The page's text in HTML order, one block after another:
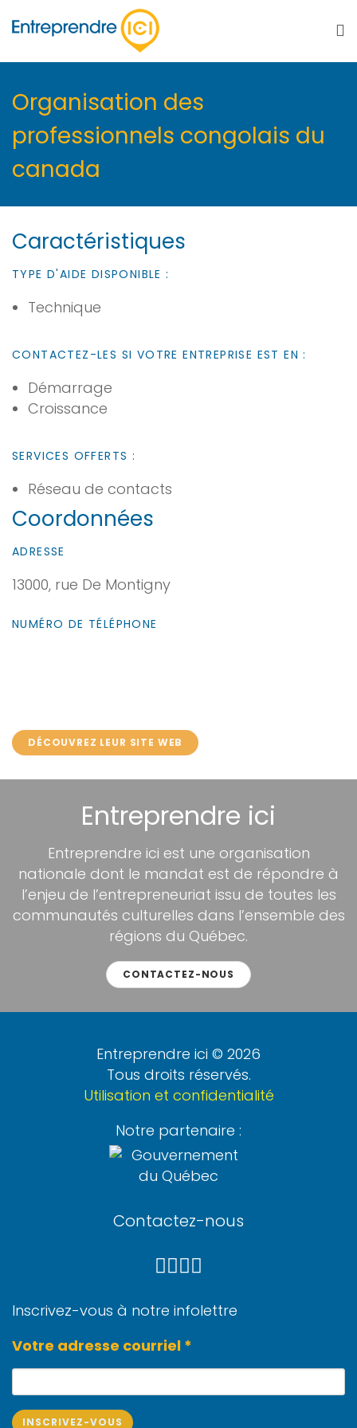
Organisation des
professionnels congolais du
canada
Caractéristiques
TYPE D'AIDE DISPONIBLE :
Technique
CONTACTEZ-LES SI VOTRE ENTREPRISE EST EN :
Démarrage
Croissance
SERVICES OFFERTS :
Réseau de contacts
Coordonnées
ADRESSE
13000, rue De Montigny
NUMÉRO DE TÉLÉPHONE
DÉCOUVREZ LEUR SITE WEB
Entreprendre ici
Entreprendre ici est une organisation
nationale dont le mandat est de répondre à
l’enjeu de l’entrepreneuriat issu de toutes les
communautés culturelles dans l’ensemble des
régions du Québec.
CONTACTEZ-NOUS
Entreprendre ici © 2026
Tous droits réservés.
Utilisation et confidentialité
Notre partenaire :
Contactez-nous
Inscrivez-vous à notre infolettre
Votre adresse courriel *